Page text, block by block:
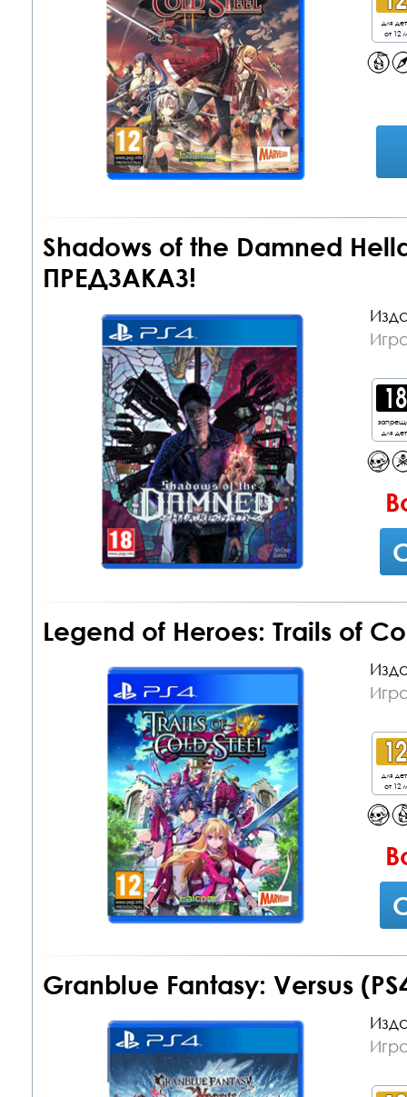
для
от 12
Shadows of the Damned
ПРЕДЗАКАЗ!
для
Legend of Heroes: Trails of
для
от 12
Granblue Fantasy: Versus